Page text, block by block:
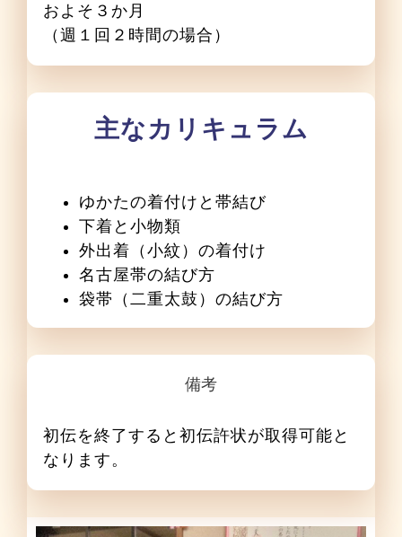
およそ３か月
（週１回２時間の場合）
主なカリキュラム
ゆかたの着付けと帯結び
下着と小物類
外出着（小紋）の着付け
名古屋帯の結び方
袋帯（二重太鼓）の結び方
備考
初伝を終了すると初伝許状が取得可能と
なります。